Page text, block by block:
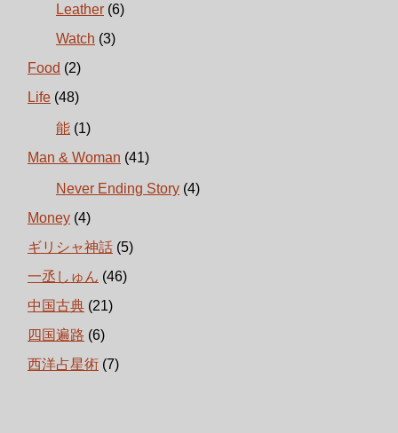
Leather (6)
Watch (3)
Food (2)
Life (48)
能 (1)
Man & Woman (41)
Never Ending Story (4)
Money (4)
ギリシャ神話 (5)
一丞しゅん (46)
中国古典 (21)
四国遍路 (6)
西洋占星術 (7)